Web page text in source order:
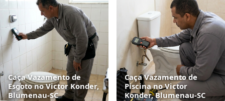
Caça Vazamento de
Esgoto no Victor Konder,
Blumenau‑SC
Caça Vazamento de
Piscina no Victor
Konder, Blumenau‑SC